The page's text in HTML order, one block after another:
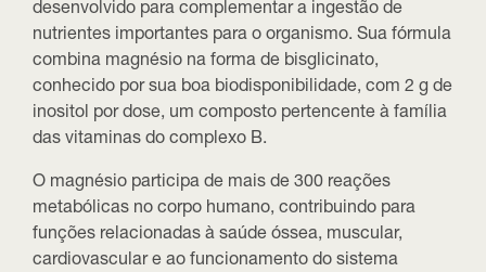
desenvolvido para complementar a ingestão de
nutrientes importantes para o organismo. Sua fórmula
combina magnésio na forma de bisglicinato,
conhecido por sua boa biodisponibilidade, com 2 g de
inositol por dose, um composto pertencente à família
das vitaminas do complexo B.
O magnésio participa de mais de 300 reações
metabólicas no corpo humano, contribuindo para
funções relacionadas à saúde óssea, muscular,
cardiovascular e ao funcionamento do sistema